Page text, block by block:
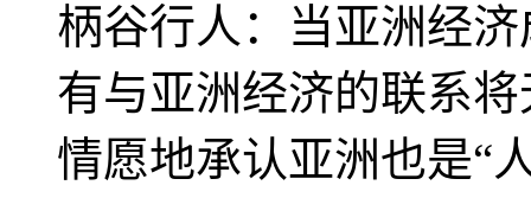
柄谷行人：当亚洲经
有与亚洲经济的联系
情愿地承认亚洲也是“